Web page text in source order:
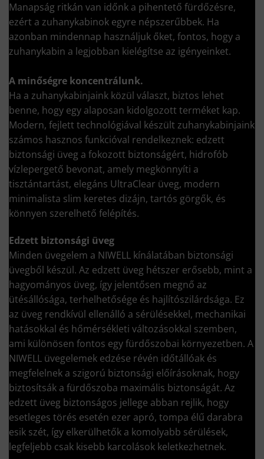
Manapság ritkán van időnk a pihentető fürdőzésre,
ezért a zuhanykabinok egyre népszerűbbek. Ha
azonban mindennap használjuk őket, fontos, hogy a
zuhanykabin a legjobban kielégítse az igényeinket.
A minőségre koncentrálunk.
Ha a zuhanykabinjaink közül választ, biztos lehet
benne, hogy egy alaposan kidolgozott terméket kap.
Modern, fejlett technológiával készült zuhanykabinjaink
számos hasznos funkcióval rendelkeznek: edzett
biztonsági üveg a fokozott biztonságért, hidrofób
vízlepergető bevonat, amely megkönnyíti a
tisztántartást, elegáns UltraClear üveg, modern
minimalista slim keretes dizájn, tartós görgők, és
könnyen szerelhető felépítés.
Edzett biztonsági üveg
Minden üvegelem a NIWELL kínálatában biztonsági
üvegből készül. Az edzett üveg hétszer erősebb, mint a
hagyományos üveg, így jelentősen megnő az
ütésállósága, terhelhetősége és hajlítószilárdsága. Ez
az üveg rendkívül ellenálló a sérülésekkel, mechanikai
hatásokkal és hőmérsékleti változásokkal szemben,
ami különösen fontos egy fürdőszobai környezetben. A
NIWELL üvegelemek edzése révén időtállóak és
megfelelnek a szigorú biztonsági előírásoknak, hogy
biztosítsák a fürdőszoba maximális biztonságát. Az
edzett üveg biztonságos jellege abban rejlik, hogy
esetleges törés esetén ezer apró, tompa élű darabra
esik szét, így elkerülhetők a komolyabb sérülések,
legfeljebb csak kisebb karcolások keletkezhetnek.